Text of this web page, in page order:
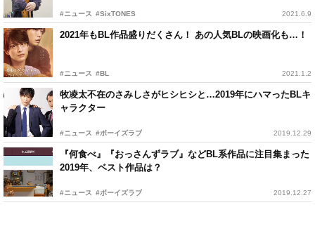
#ニュース #SixTONES 2021.6.9
2021年もBL作品盛りだくさん！ あの人気BLの映画化も…！
#ニュース #BL 2021.1.2
牧凌太不在のさみしさがヒシヒシと…2019年にハマったBLキ
ャラクター
#ニュース #ボーイズラブ 2019.12.29
『何食べ』『おっさんずラブ』などBL系作品に注目集まった
2019年、ベスト作品は？
#ニュース #ボーイズラブ 2019.12.27